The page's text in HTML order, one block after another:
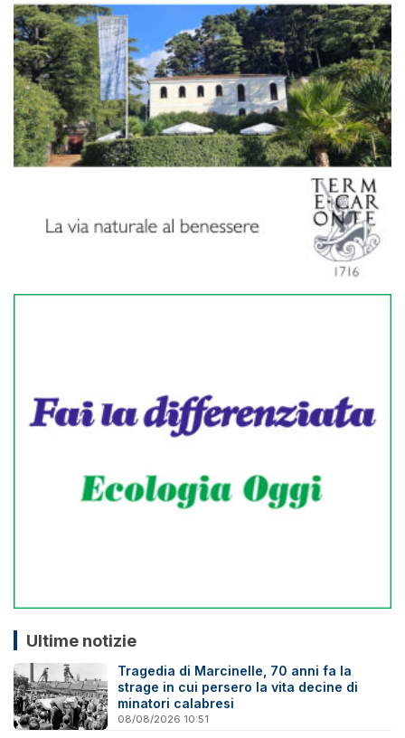
Ultime notizie
Tragedia di Marcinelle, 70 anni fa la
strage in cui persero la vita decine di
minatori calabresi
08/08/2026 10:51